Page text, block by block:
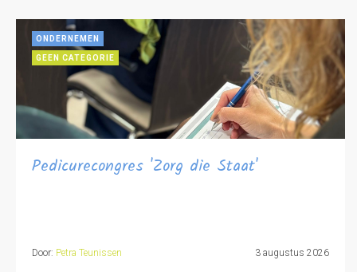
ONDERNEMEN
GEEN CATEGORIE
Pedicurecongres 'Zorg die Staat'
Door: Petra Teunissen 3 augustus 2026